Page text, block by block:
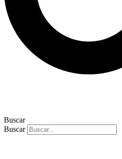
Buscar
Buscar